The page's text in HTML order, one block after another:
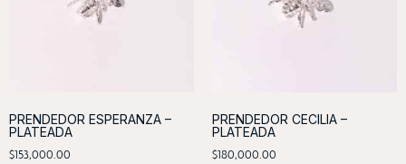
PRENDEDOR ESPERANZA –
PLATEADA
$153,000.00
PRENDEDOR CECILIA –
PLATEADA
$180,000.00